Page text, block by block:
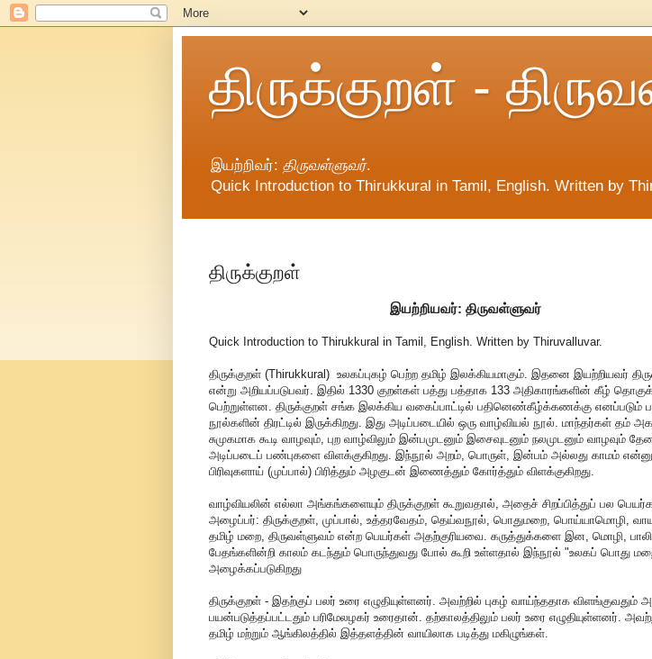
திருக்குறள் -
இயற்றிவர்: திருவள்ளுவர்.
Quick Introduction to Thirukkural in Tamil, English. Written by
திருக்குறள்
இயற்றியவர்: திருவள்ளுவர்
Quick Introduction to Thirukkural in Tamil, English. Written by Thiruvalluvar.
திருக்குறள் (Thirukkural) உலகப்புகழ் பெற்ற தமிழ் இலக்கியமாகும். இதனை இயற்றியவர்
என்று அறியப்படுபவர். இதில் 1330 குறள்கள் பத்து பத்தாக 133 அதிகாரங்களின் கீழ்
பெற்றுள்ளன. திருக்குறள் சங்க இலக்கிய வகைப்பாட்டில் பதினெண்கீழ்க்கணக்கு எனப்படும்
நூல்களின் திரட்டில் இருக்கிறது. இது அடிப்படையில் ஒரு வாழ்வியல் நூல். மாந்தர்கள் தம்
சுமுகமாக கூடி வாழவும், புற வாழ்விலும் இன்பமுடனும் இசைவுடனும் நலமுடனும் வாழவும்
அடிப்படைப் பண்புகளை விளக்குகிறது. இந்நூல் அறம், பொருள், இன்பம் அல்லது காமம்
பிரிவுகளாய் (முப்பால்) பிரித்தும் அழகுடன் இணைத்தும் கோர்த்தும் விளக்குகிறது.
வாழ்வியலின் எல்லா அங்கங்களையும் திருக்குறள் கூறுவதால், அதைச் சிறப்பித்துப் பல
அழைப்பர்: திருக்குறள், முப்பால், உத்தரவேதம், தெய்வநூல், பொதுமறை, பொய்யாமொழி,
தமிழ் மறை, திருவள்ளுவம் என்ற பெயர்கள் அதற்குரியவை. கருத்துக்களை இன, மொழி,
பேதங்களின்றி காலம் கடந்தும் பொருந்துவது போல் கூறி உள்ளதால் இந்நூல் "உலகப் பொது
அழைக்கப்படுகிறது
திருக்குறள் - இதற்குப் பலர் உரை எழுதியுள்ளனர். அவற்றில் புகழ் வாய்ந்ததாக விளங்குவதும்
பயன்படுத்தப்பட்டதும் பரிமேலழகர் உரைதான். தற்காலத்திலும் பலர் உரை எழுதியுள்ளனர்.
தமிழ் மற்றும் ஆங்கிலத்தில் இத்தளத்தின் வாயிலாக படித்து மகிழுங்கள்.